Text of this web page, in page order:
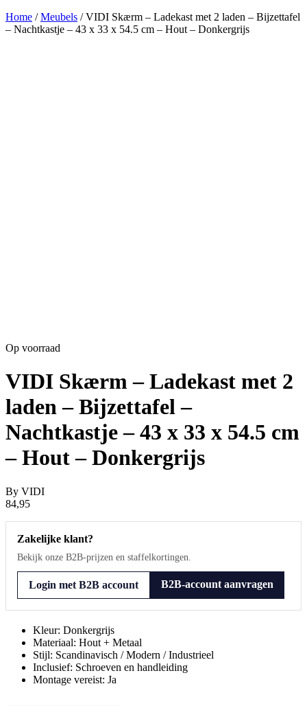
Home /Meubels /VIDI Skærm – Ladekast met 2 laden – Bijzettafel
– Nachtkastje – 43 x 33 x 54.5 cm – Hout – Donkergrijs
Op voorraad
VIDI Skærm – Ladekast met 2
laden – Bijzettafel –
Nachtkastje – 43 x 33 x 54.5 cm
– Hout – Donkergrijs
By VIDI
84,95
Zakelijke klant?
Bekijk onze B2B-prijzen en staffelkortingen.
Login met B2B account B2B-account aanvragen
Kleur: Donkergrijs
Materiaal: Hout + Metaal
Stijl: Scandinavisch / Modern / Industrieel
Inclusief: Schroeven en handleiding
Montage vereist: Ja